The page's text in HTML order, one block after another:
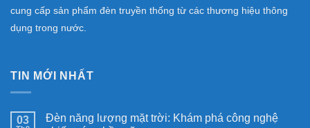
cung cấp sản phẩm đèn truyền thống từ các thương hiệu thông
dụng trong nước.
TIN MỚI NHẤT
03
Đèn năng lượng mặt trời: Khám phá công nghệ